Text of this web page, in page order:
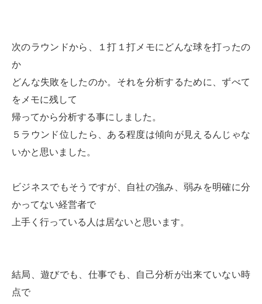
次のラウンドから、１打１打メモにどんな球を打ったの
か
どんな失敗をしたのか。それを分析するために、ずべて
をメモに残して
帰ってから分析する事にしました。
５ラウンド位したら、ある程度は傾向が見えるんじゃな
いかと思いました。
ビジネスでもそうですが、自社の強み、弱みを明確に分
かってない経営者で
上手く行っている人は居ないと思います。
結局、遊びでも、仕事でも、自己分析が出来ていない時
点で